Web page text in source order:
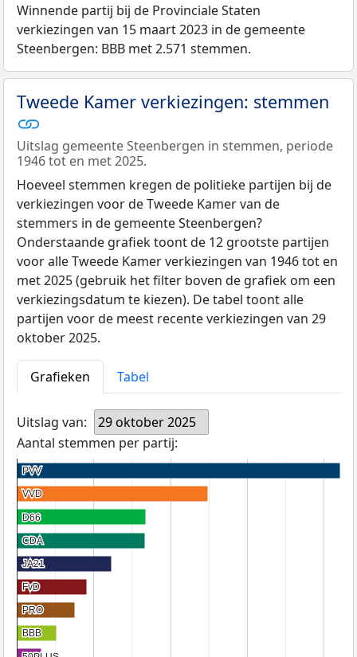
Winnende partij bij de Provinciale Staten
verkiezingen van 15 maart 2023 in de gemeente
Steenbergen: BBB met 2.571 stemmen.
Tweede Kamer verkiezingen: stemmen
Uitslag gemeente Steenbergen in stemmen, periode
1946 tot en met 2025.
Hoeveel stemmen kregen de politieke partijen bij de
verkiezingen voor de Tweede Kamer van de
stemmers in de gemeente Steenbergen?
Onderstaande grafiek toont de 12 grootste partijen
voor alle Tweede Kamer verkiezingen van 1946 tot en
met 2025 (gebruik het filter boven de grafiek om een
verkiezingsdatum te kiezen). De tabel toont alle
partijen voor de meest recente verkiezingen van 29
oktober 2025.
Grafieken Tabel
Uitslag van:
29 oktober 2025
Aantal stemmen per partij:
PVV
PVV
VVD
VVD
D66
D66
CDA
CDA
JA21
JA21
FvD
FvD
PRO
PRO
BBB
BBB